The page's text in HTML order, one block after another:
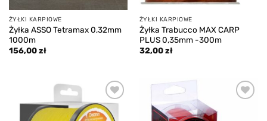
ŻYŁKI KARPIOWE
Żyłka ASSO Tetramax 0,32mm
1000m
156,00zł
ŻYŁKI KARPIOWE
Żyłka Trabucco MAX CARP
PLUS 0,35mm -300m
32,00zł
Add to
wishlist